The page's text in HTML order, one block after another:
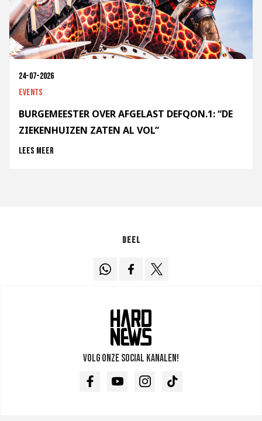
24-07-2026
Events
BURGEMEESTER OVER AFGELAST DEFQON.1: “DE
ZIEKENHUIZEN ZATEN AL VOL”
Lees meer
Deel
Volg onze social kanalen!
FacebookYoutubeInstagramTikTok